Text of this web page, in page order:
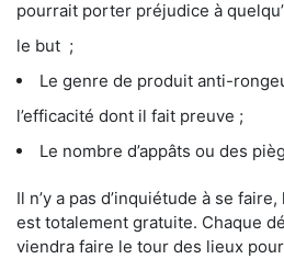
pourrait porter préjudice à
le but ;
Le genre de produit anti-
l’efficacité dont il fait preuve ;
Le nombre d’appâts ou des
Il n’y a pas d’inquiétude à se
est totalement gratuite. Chaque
viendra faire le tour des lieux